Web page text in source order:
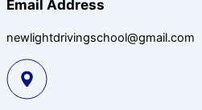
Email Address
newlightdrivingschool@gmail.com